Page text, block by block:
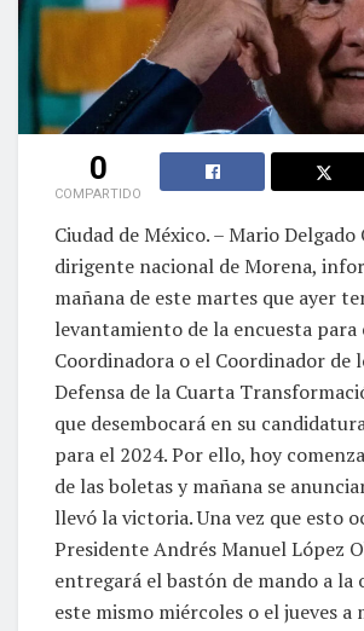
0
COMPARTIDO
Ciudad de México. – Mario
dirigente nacional de Morena,
mañana de este martes que ayer
levantamiento de la encuesta para
Coordinadora o el Coordinador de
Defensa de la Cuarta
que desembocará en su
para el 2024. Por ello, hoy
de las boletas y mañana se
llevó la victoria. Una vez que esto
Presidente Andrés Manuel López
entregará el bastón de mando a la
este mismo miércoles o el jueves a